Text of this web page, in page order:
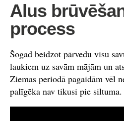
Alus
process
Šogad beidzot pārvedu visu
laukiem uz savām mājām un
Ziemas periodā pagaidām vēl
palīgēka nav tikusi pie siltuma.